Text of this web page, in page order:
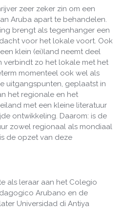
zeer zeker zin om een
Aruba apart te behandelen.
brengt als tegenhanger een
voor het lokale voort. Ook
klein (ei)land neemt deel
verbindt zo het lokale met het
momenteel ook wel als
uitgangspunten, geplaatst in
het regionale en het
met een kleine literatuur
ontwikkeling. Daarom: is de
zowel regionaal als mondiaal
de opzet van deze
als leraar aan het Colegio
Arubano en de
Universidad di Antiya